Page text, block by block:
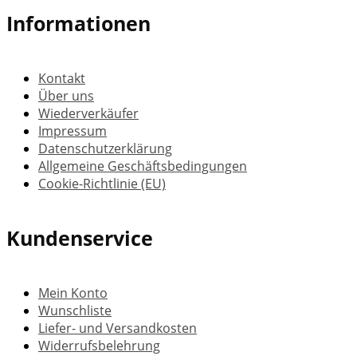
Informationen
Kontakt
Über uns
Wiederverkäufer
Impressum
Datenschutzerklärung
Allgemeine Geschäftsbedingungen
Cookie-Richtlinie (EU)
Kundenservice
Mein Konto
Wunschliste
Liefer- und Versandkosten
Widerrufsbelehrung